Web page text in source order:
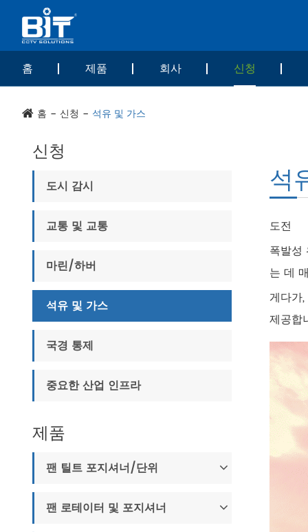
홈 제품 회사 신청
홈 신청 석유 및 가스
신청
도시 감시
교통 및 교통
마린/하버
석유 및 가스
국경 통제
중요한 산업 인프라
제품
팬 틸트 포지셔너/단위
팬 로테이터 및 포지셔너
석
도전
폭발성
는 데
게다가
제공합